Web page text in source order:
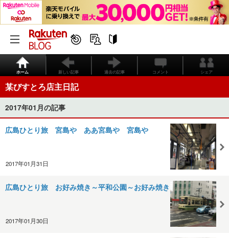
ホーム 新しい記事 過去の記事 コメント シェア
某びすとろ店主日記
2017年01月の記事
広島ひとり旅 宮島や ああ宮島や 宮島や
2017年01月31日
広島ひとり旅 お好み焼き～平和公園～お好み焼き
2017年01月30日